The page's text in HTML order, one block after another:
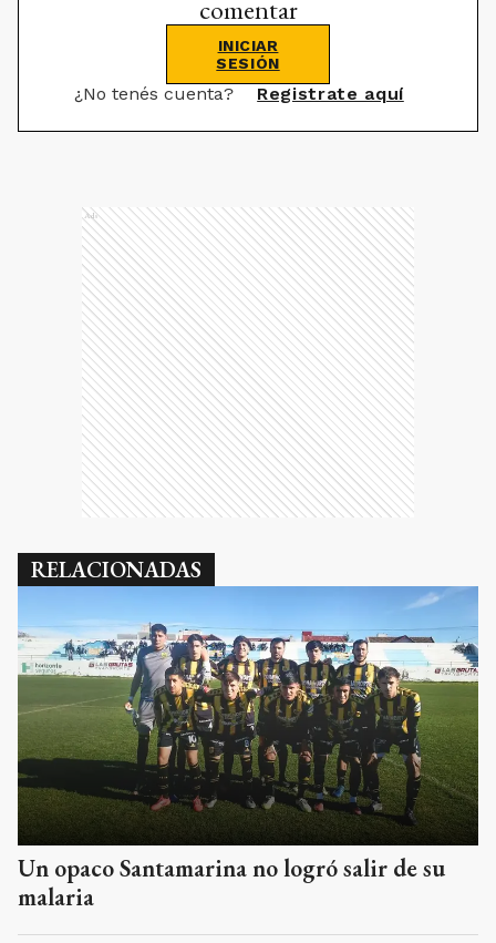
comentar
INICIAR
SESIÓN
¿No tenés cuenta? Registrate aquí
Ads
RELACIONADAS
Un opaco Santamarina no logró salir de su
malaria